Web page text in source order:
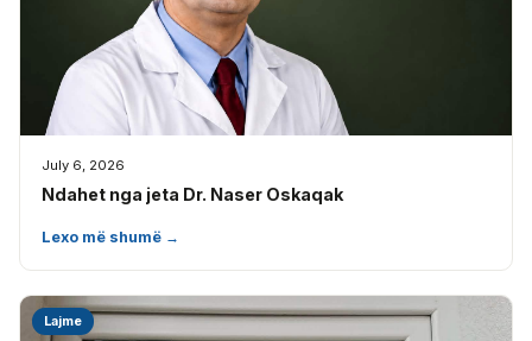
July 6, 2026
Ndahet nga jeta Dr. Naser Oskaqak
Lexo më shumë →
Lajme